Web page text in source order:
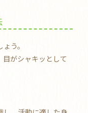
う。
がシャキッとして